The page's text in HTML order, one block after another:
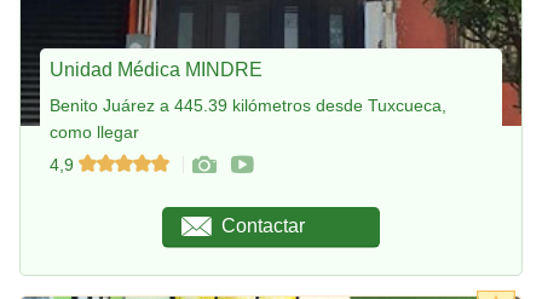
Unidad Médica MINDRE
Benito Juárez a 445.39 kilómetros desde Tuxcueca,
como llegar
4,9
Contactar